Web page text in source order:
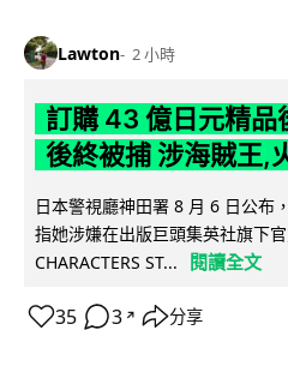
Lawton 2 小時
訂購 43 億日元精品
後終被捕 涉海賊王,
日本警視廳神田署 8 月 6 日公布
指她涉嫌在出版巨頭集英社旗下
CHARACTERS ST...
閱讀全文
35 3 ↗ 分享